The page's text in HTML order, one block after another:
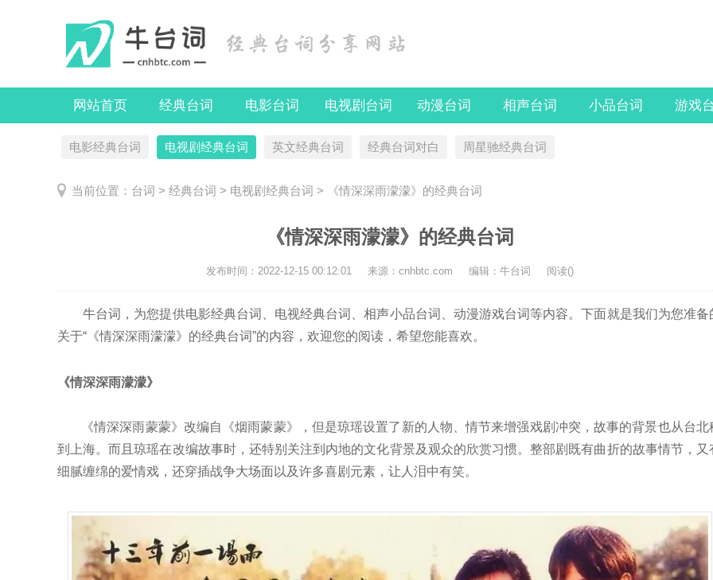
网站首页 经典台词 电影台词 电视剧台词 动漫台词 相声台词 小品台词 游戏
电影经典台词 电视剧经典台词 英文经典台词 经典台词对白 周星驰经典台词
当前位置： 台词 > 经典台词 > 电视剧经典台词 > 《情深深雨濛濛》的经典台词
《情深深雨濛濛》的经典台词
发布时间： 2022-12-15 00:12:01 来源：cnhbtc.com 编辑：牛台词 阅读()
牛台词，为您提供电影经典台词、电视经典台词、相声小品台词、动漫游戏台词等内容。下面就是我们为您准备
关于“《情深深雨濛濛》的经典台词”的内容，欢迎您的阅读，希望您能喜欢。
《情深深雨濛濛》
《情深深雨蒙蒙》改编自《烟雨蒙蒙》，但是琼瑶设置了新的人物、情节来增强戏剧冲突，故事的背景也从台北
到上海。而且琼瑶在改编故事时，还特别关注到内地的文化背景及观众的欣赏习惯。整部剧既有曲折的故事情节，又
细腻缠绵的爱情戏，还穿插战争大场面以及许多喜剧元素，让人泪中有笑。